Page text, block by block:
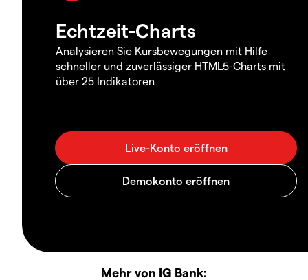
Echtzeit-Charts
Analysieren Sie Kursbewegungen mit Hilfe
schneller und zuverlässiger HTML5-Charts mit
über 25 Indikatoren
Mehr von IG Bank: